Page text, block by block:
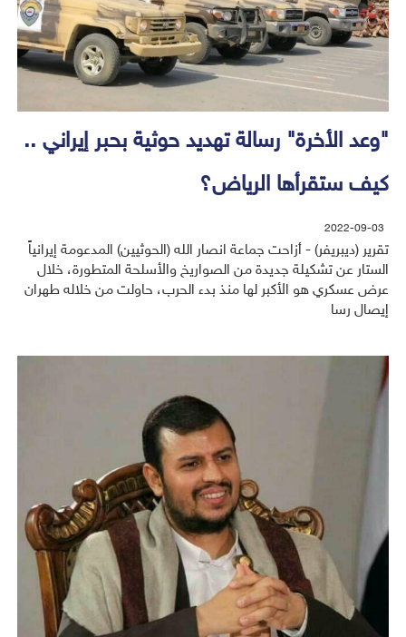
"وعد الأخرة" رسالة تهديد حوثية بحبر إيراني ..
كيف ستقرأها الرياض؟
2022-09-03
تقرير (ديبريفر) - أزاحت جماعة انصار الله (الحوثيين) المدعومة إيرانياً
الستار عن تشكيلة جديدة من الصواريخ والأسلحة المتطورة، خلال
عرض عسكري هو الأكبر لها منذ بدء الحرب، حاولت من خلاله طهران
إيصال رسا